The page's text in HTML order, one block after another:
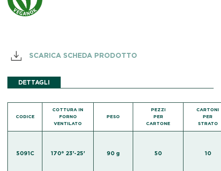
SCARICA SCHEDA PRODOTTO
DETTAGLI
CODICE
COTTURA IN
FORNO
VENTILATO
5091C 170° 23'-25'
PESO
PEZZI
PER
CARTONE
CARTONI
PER
STRATO
90 g 50 10